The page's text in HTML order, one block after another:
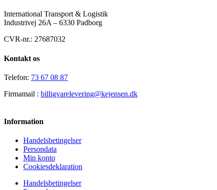
International Transport & Logistik
Industrivej 26A – 6330 Padborg
CVR-nr.: 27687032
Kontakt os
Telefon: 73 67 08 87
Firmamail : billigvarelevering@kejensen.dk
Information
Handelsbetingelser
Persondata
Min konto
Cookiesdeklaration
Handelsbetingelser